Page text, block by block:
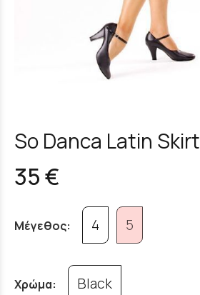
So Danca Latin Skirt
35 €
Μέγεθος: 4 5
Χρώμα: Black